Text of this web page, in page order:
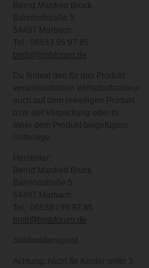
Bernd Manfred Brück
Bahnhofstraße 5
54497 Morbach
Tel.: 06533 95 97 85
bmb@bmbforum.de
Du findest den für das Produkt
verantwortlichen Wirtschaftsakteur
auch auf dem jeweiligen Produkt
bzw. der Verpackung oder in
einer dem Produkt beigefügten
Unterlage.
Hersteller:
Bernd Manfred Brück
Bahnhostraße 5
54497 Morbach
Tel.: 06533 / 95 97 85
bmb@bmbforum.de
Sublimationsprint
Achtung: Nicht für Kinder unter 3